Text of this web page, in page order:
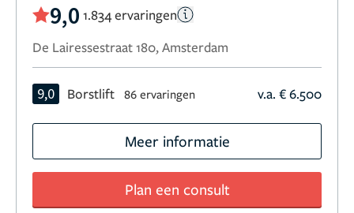
9,0 1.834 ervaringen
De Lairessestraat 180, Amsterdam
9,0 Borstlift 86 ervaringen v.a. € 6.500
Meer informatie
Plan een consult